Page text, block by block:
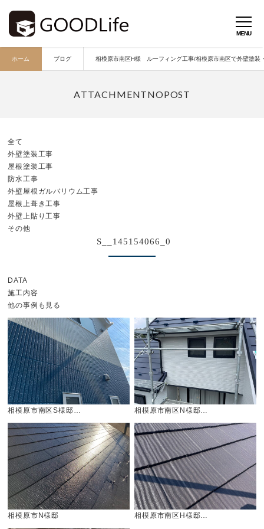
ホーム ブログ 相模原市南区H様 ルーフィング工事/相模原市南区で外壁塗装
全て
外壁塗装工事
屋根塗装工事
防水工事
外壁屋根ガルバリウム工事
屋根上葺き工事
外壁上貼り工事
その他
S__145154066_0
DATA
施工内容
他の事例も見る
相模原市南区S様邸… 相模原市南区N様邸…
相模原市N様邸 相模原市南区H様邸…